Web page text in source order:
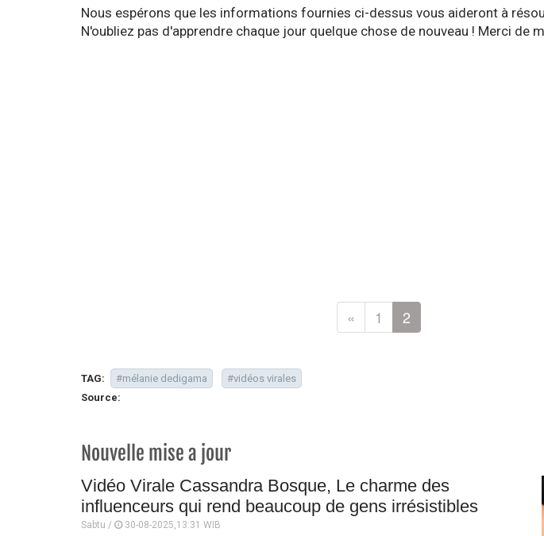
Nous espérons que les informations fournies ci-dessus vous aideront à
N'oubliez pas d'apprendre chaque jour quelque chose de nouveau ! Merci de
« 1 2
TAG:
#mélanie dedigama
#vidéos virales
Source:
Nouvelle mise a jour
Vidéo Virale Cassandra Bosque, Le charme des
influenceurs qui rend beaucoup de gens irrésistibles
Sabtu / 30-08-2025,13:31 WIB